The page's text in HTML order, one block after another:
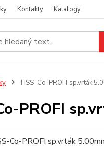
Kontakty Katalogy
HSS-Co-PROFI sp.vrták
PROFI